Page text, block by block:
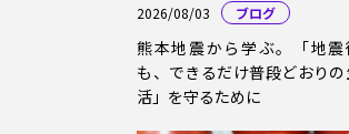
2026/08/03 ブログ
熊本地震から学ぶ。「地震
も、できるだけ普段どおりの
活」を守るために